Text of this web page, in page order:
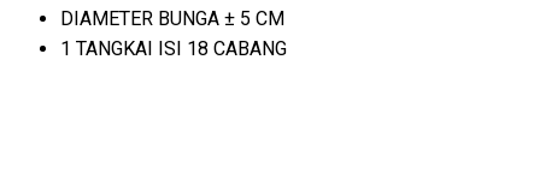
DIAMETER BUNGA ± 5 CM
1 TANGKAI ISI 18 CABANG